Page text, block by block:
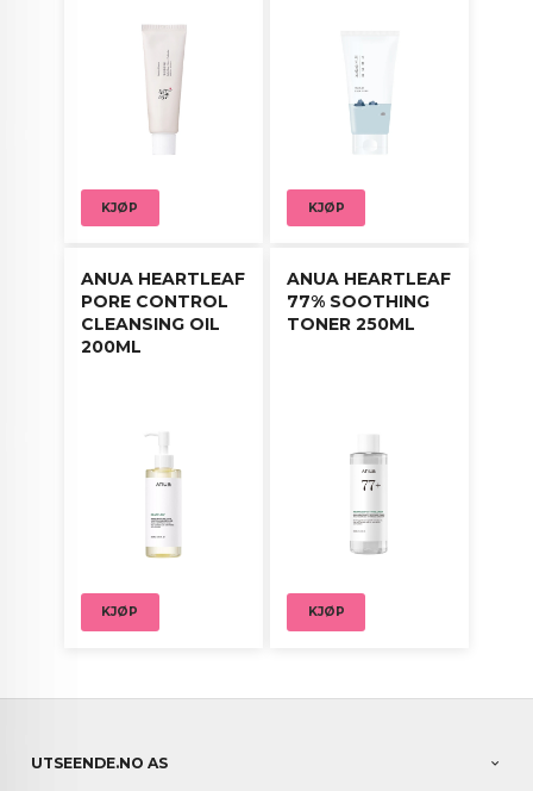
KJØP KJØP
ANUA HEARTLEAF
PORE CONTROL
CLEANSING OIL
200ML
KJØP
ANUA HEARTLEAF
77% SOOTHING
TONER 250ML
KJØP
UTSEENDE.NO AS